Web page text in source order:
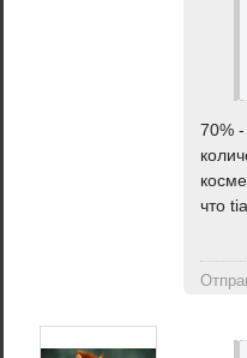
70%
что